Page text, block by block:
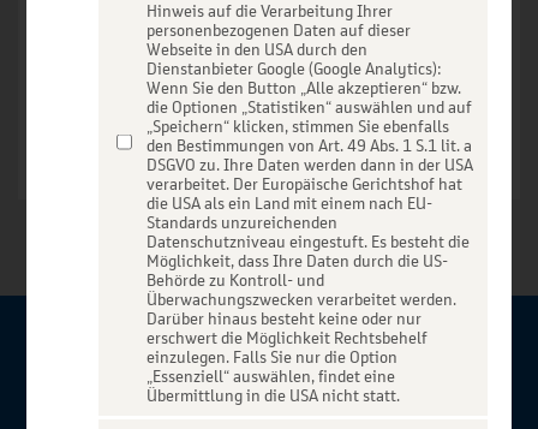
Zur Startseite
Über BBBank-Entertain
Hinweis auf die Verarbeitung Ihrer
personenbezogenen Daten auf dieser
Webseite in den USA durch den
Dienstanbieter Google (Google Analytics):
Wenn Sie den Button „Alle akzeptieren“ bzw.
die Optionen „Statistiken“ auswählen und auf
„Speichern“ klicken, stimmen Sie ebenfalls
den Bestimmungen von Art. 49 Abs. 1 S.1 lit. a
DSGVO zu. Ihre Daten werden dann in der USA
verarbeitet. Der Europäische Gerichtshof hat
die USA als ein Land mit einem nach EU-
Standards unzureichenden
Datenschutzniveau eingestuft. Es besteht die
Möglichkeit, dass Ihre Daten durch die US-
Behörde zu Kontroll- und
Überwachungszwecken verarbeitet werden.
Darüber hinaus besteht keine oder nur
erschwert die Möglichkeit Rechtsbehelf
einzulegen. Falls Sie nur die Option
„Essenziell“ auswählen, findet eine
Übermittlung in die USA nicht statt.